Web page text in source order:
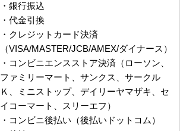
・銀行振込
・代金引換
・クレジットカード決済
（VISA/MASTER/JCB/AMEX/ダイナース）
・コンビニエンスストア決済（ローソン、
ファミリーマート、サンクス、サークル
Ｋ、ミニストップ、デイリーヤマザキ、セ
イコーマート、スリーエフ）
・コンビニ後払い（後払いドットコム）